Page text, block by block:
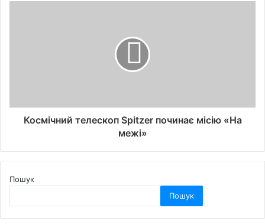
Космічний телескоп Spitzer починає місію «На
межі»
Пошук
Пошук